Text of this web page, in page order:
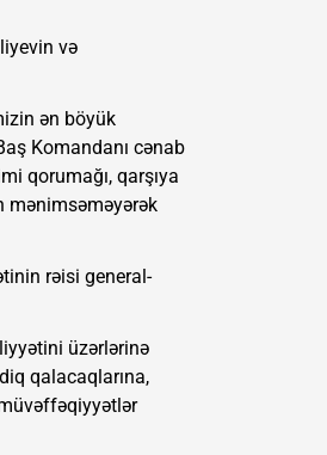
və
ən böyük
Komandanı cənab
qorumağı, qarşıya
mənimsəməyərək
rəisi general-
üzərlərinə
qalacaqlarına,